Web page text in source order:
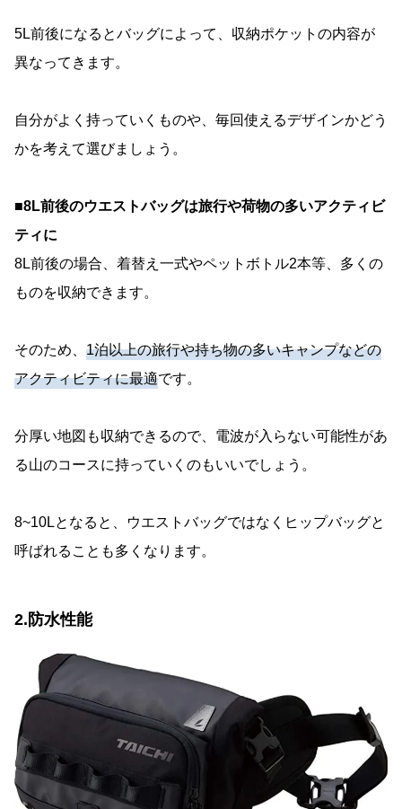
5L前後になるとバッグによって、収納ポケットの内容が
異なってきます。
自分がよく持っていくものや、毎回使えるデザインかどう
かを考えて選びましょう。
■8L前後のウエストバッグは旅行や荷物の多いアクティビ
ティに
8L前後の場合、着替え一式やペットボトル2本等、多くの
ものを収納できます。
そのため、 1泊以上の旅行や持ち物の多いキャンプなどの
アクティビティに最適です。
分厚い地図も収納できるので、電波が入らない可能性があ
る山のコースに持っていくのもいいでしょう。
8~10Lとなると、ウエストバッグではなくヒップバッグと
呼ばれることも多くなります。
2.防水性能